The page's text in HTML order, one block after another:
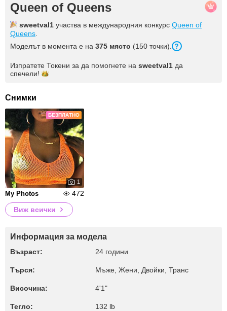
Queen of Queens
sweetval1 участва в международния конкурс Queen of
Queens
Моделът в момента е на 375 място (150 точки).
Изпратете Токени за да помогнете на sweetval1 да
спечели!
Снимки
БЕЗПЛАТНО
1
My Photos
472
Виж всички
Информация за модела
Възраст: 24 години
Търся: Мъже, Жени, Двойки, Транс
Височина: 4'1"
Тегло: 132 lb